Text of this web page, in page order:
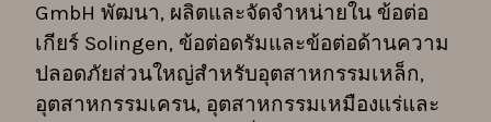
GmbH พัฒนา, ผลิตและจัดจำหน่ายใน ข้อต่อ
เกียร์ Solingen, ข้อต่อดรัมและข้อต่อด้านความ
ปลอดภัยส่วนใหญ่สำหรับอุตสาหกรรมเหล็ก,
อุตสาหกรรมเครน, อุตสาหกรรมเหมืองแร่และ